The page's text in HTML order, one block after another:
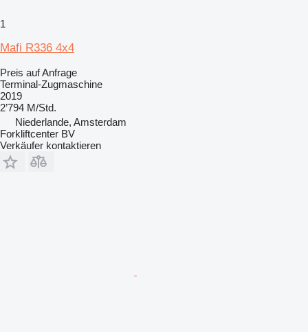
1
Mafi R336 4x4
Preis auf Anfrage
Terminal-Zugmaschine
2019
2’794 M/Std.
Niederlande, Amsterdam
Forkliftcenter BV
Verkäufer kontaktieren